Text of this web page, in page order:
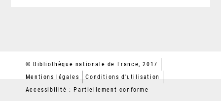
© Bibliothèque nationale de France, 2017
Mentions légales
Conditions d'utilisation
Accessibilité : Partiellement conforme